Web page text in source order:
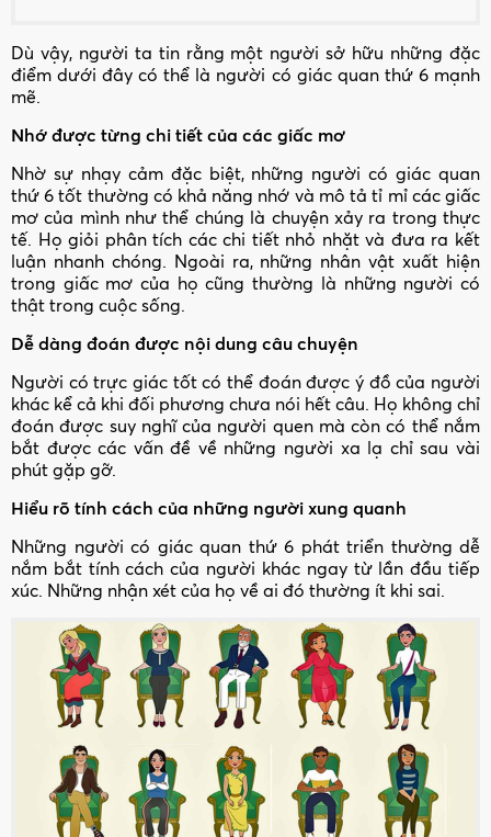
Dù vậy, người ta tin rằng một người sở hữu những đặc
điểm dưới đây có thể là người có giác quan thứ 6 mạnh
mẽ.
Nhớ được từng chi tiết của các giấc mơ
Nhờ sự nhạy cảm đặc biệt, những người có giác quan
thứ 6 tốt thường có khả năng nhớ và mô tả tỉ mỉ các giấc
mơ của mình như thể chúng là chuyện xảy ra trong thực
tế. Họ giỏi phân tích các chi tiết nhỏ nhặt và đưa ra kết
luận nhanh chóng. Ngoài ra, những nhân vật xuất hiện
trong giấc mơ của họ cũng thường là những người có
thật trong cuộc sống.
Dễ dàng đoán được nội dung câu chuyện
Người có trực giác tốt có thể đoán được ý đồ của người
khác kể cả khi đối phương chưa nói hết câu. Họ không chỉ
đoán được suy nghĩ của người quen mà còn có thể nắm
bắt được các vấn đề về những người xa lạ chỉ sau vài
phút gặp gỡ.
Hiểu rõ tính cách của những người xung quanh
Những người có giác quan thứ 6 phát triển thường dễ
nắm bắt tính cách của người khác ngay từ lần đầu tiếp
xúc. Những nhận xét của họ về ai đó thường ít khi sai.